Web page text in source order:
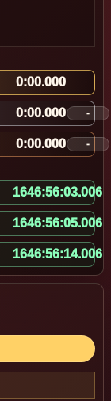
0:00.000
0:00.000 -
0:00.000 -
1646:56:03.501
1646:56:05.501
1646:56:14.501